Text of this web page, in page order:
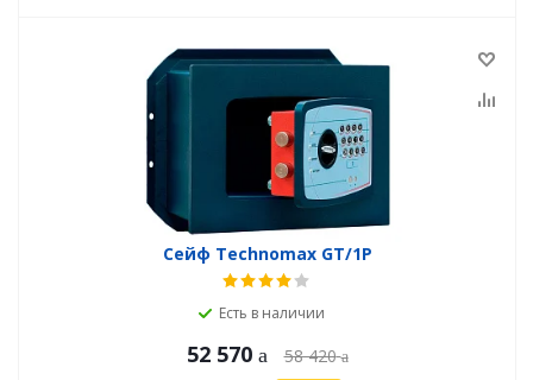
Сейф Technomax GT/1P
Есть в наличии
52 570 58 420